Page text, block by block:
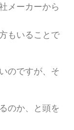
メーカーから
もいることで
のですが、そ
のか、と頭を